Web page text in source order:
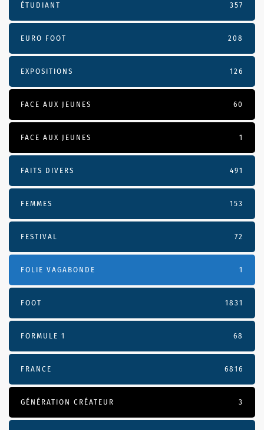
ÉTUDIANT 357
EURO FOOT 208
EXPOSITIONS 126
FACE AUX JEUNES 60
FACE AUX JEUNES 1
FAITS DIVERS 491
FEMMES 153
FESTIVAL 72
FOLIE VAGABONDE 1
FOOT 1831
FORMULE 1 68
FRANCE 6816
GÉNÉRATION CRÉATEUR 3